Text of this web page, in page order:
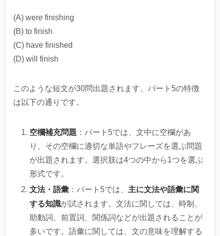
(A) were finishing
(B) to finish
(C) have finished
(D) will finish
このような短文が30問出題されます。パート5の特徴
は以下の通りです。
空欄補充問題 ：パート5では、文中に空欄があ
り、その空欄に適切な単語やフレーズを選ぶ問題
が出題されます。選択肢は4つの中から1つを選ぶ
形式です。
文法・語彙 ：パート5では、 主に文法や語彙に関
する知識が試されます。文法に関しては、時制、
助動詞、前置詞、関係詞などが出題されることが
多いです。語彙に関しては、文の意味を理解する